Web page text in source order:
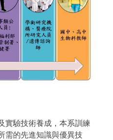
實驗技術養成，本系訓練
需的先進知識與優異技